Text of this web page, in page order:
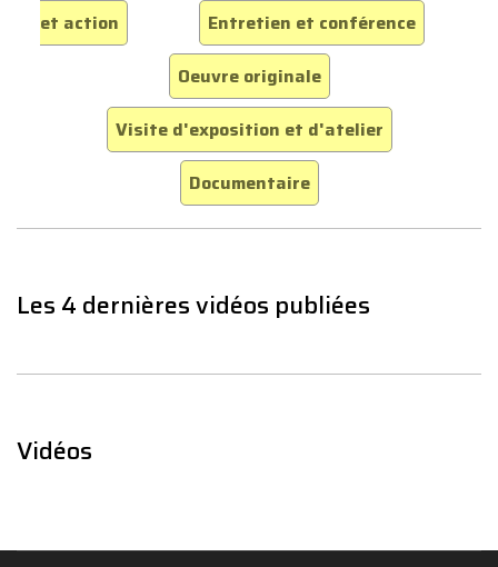
et action
Entretien et conférence
Oeuvre originale
Visite d'exposition et d'atelier
Documentaire
Les 4 dernières vidéos publiées
Vidéos